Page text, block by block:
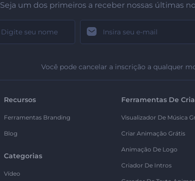
Seja um dos primeiros a receber nossas últimas
Você pode cancelar a inscrição a qualquer
Recursos
Ferramentas Branding
Blog
Categorias
Vídeo
Ferramentas De
Visualizador De Música
Criar Animação Grátis
Animação De Logo
Criador De Intros